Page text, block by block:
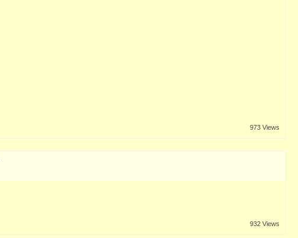
973 Views
932 Views